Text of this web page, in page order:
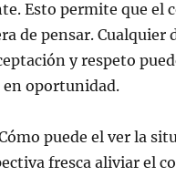
Esto permite que el
de pensar. Cualquier
y respeto
oportunidad.
puede el ver la
fresca aliviar el